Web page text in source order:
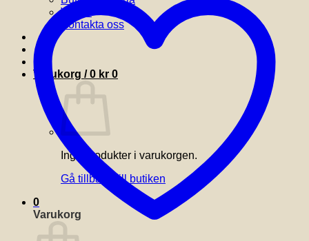
Villkor
Kontakta oss
Varukorg /0 kr 0
Inga produkter i varukorgen.
Gå tillbaka till butiken
0
Varukorg
GRANDE
EARRINGS
mängd